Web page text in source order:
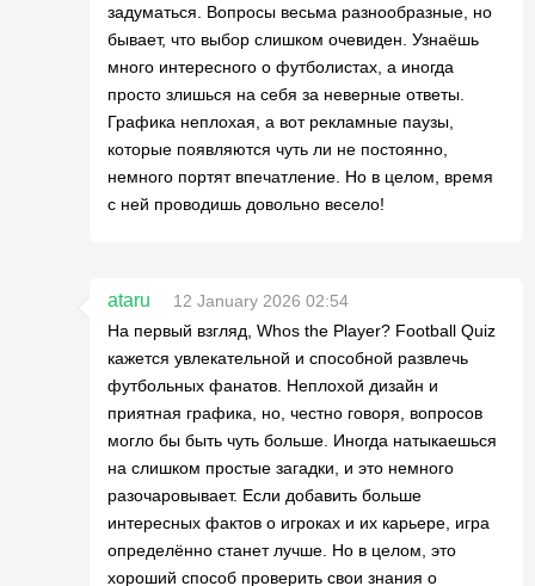
задуматься. Вопросы весьма разнообразные, но
бывает, что выбор слишком очевиден. Узнаёшь
много интересного о футболистах, а иногда
просто злишься на себя за неверные ответы.
Графика неплохая, а вот рекламные паузы,
которые появляются чуть ли не постоянно,
немного портят впечатление. Но в целом, время
с ней проводишь довольно весело!
ataru
12 January 2026 02:54
На первый взгляд, Whos the Player? Football Quiz
кажется увлекательной и способной развлечь
футбольных фанатов. Неплохой дизайн и
приятная графика, но, честно говоря, вопросов
могло бы быть чуть больше. Иногда натыкаешься
на слишком простые загадки, и это немного
разочаровывает. Если добавить больше
интересных фактов о игроках и их карьере, игра
определённо станет лучше. Но в целом, это
хороший способ проверить свои знания о